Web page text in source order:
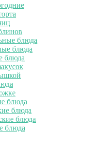
блюда
блюда
блюда
блюда
блюда
блюда
блюда